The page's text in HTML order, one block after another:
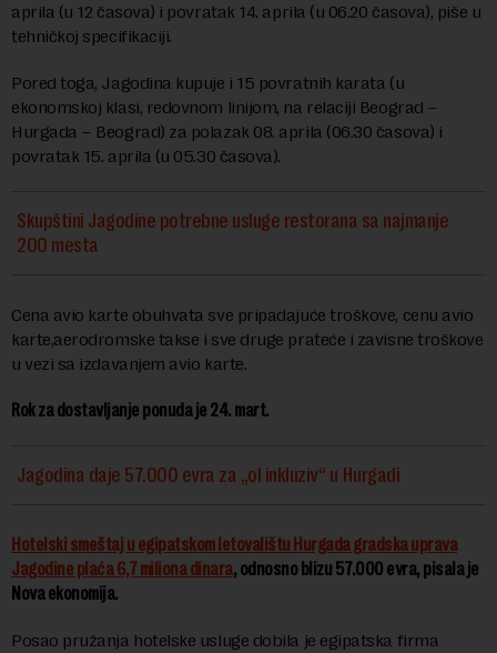
aprila (u 12 časova) i povratak 14. aprila (u 06.20 časova), piše u
tehničkoj specifikaciji.
Pored toga, Jagodina kupuje i 15 povratnih karata (u
ekonomskoj klasi, redovnom linijom, na relaciji Beograd –
Hurgada – Beograd) za polazak 08. aprila (06.30 časova) i
povratak 15. aprila (u 05.30 časova).
Skupštini Jagodine potrebne usluge restorana sa najmanje
200 mesta
Cena avio karte obuhvata sve pripadajuće troškove, cenu avio
karte,aerodromske takse i sve druge prateće i zavisne troškove
u vezi sa izdavanjem avio karte.
Rok za dostavljanje ponuda je 24. mart.
Jagodina daje 57.000 evra za „ol inkluziv“ u Hurgadi
Hotelski smeštaj u egipatskom letovalištu Hurgada gradska uprava
Jagodine plaća 6,7 miliona dinara, odnosno blizu 57.000 evra, pisala je
Nova ekonomija.
Posao pružanja hotelske usluge dobila je egipatska firma